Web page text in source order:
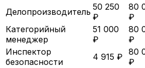
Делопроизводитель 50 250
₽
80
₽
Категорийный
менеджер
51 000
₽
80
₽
Инспектор
безопасности
4 915 ₽ 80
₽